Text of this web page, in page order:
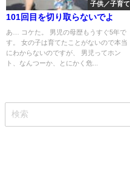
子供／子育て
101回目を切り取らないでよ
あ… コケた。 男児の母歴もうすぐ5年で
す。 女の子は育てたことがないので本当
にわからないのですが、 男児ってホン
ト、なんつーか、とにかく危...